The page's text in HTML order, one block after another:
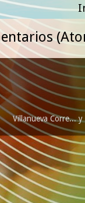
Villanueva Corre...